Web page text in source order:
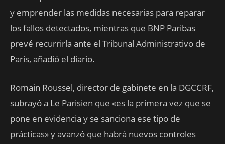
y emprender las medidas necesarias para reparar
los fallos detectados, mientras que BNP Paribas
prevé recurrirla ante el Tribunal Administrativo de
París, añadió el diario.
Romain Roussel, director de gabinete en la DGCCRF,
subrayó a Le Parisien que «es la primera vez que se
pone en evidencia y se sanciona ese tipo de
prácticas» y avanzó que habrá nuevos controles